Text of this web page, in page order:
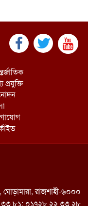
প্রযুক্তি
রাজশাহী-৬০০০
৮১; ০১৭২৮ ২২ ৩৩ ২৮